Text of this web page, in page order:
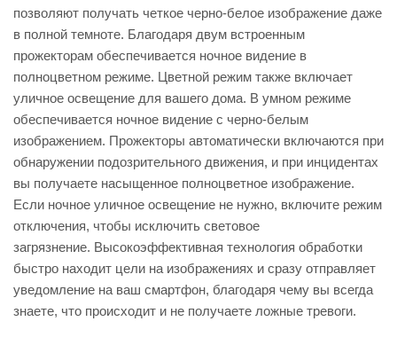
позволяют получать четкое черно-белое изображение даже
в полной темноте. Благодаря двум встроенным
прожекторам обеспечивается ночное видение в
полноцветном режиме. Цветной режим также включает
уличное освещение для вашего дома. В умном режиме
обеспечивается ночное видение с черно-белым
изображением. Прожекторы автоматически включаются при
обнаружении подозрительного движения, и при инцидентах
вы получаете насыщенное полноцветное изображение.
Если ночное уличное освещение не нужно, включите режим
отключения, чтобы исключить световое
загрязнение. Высокоэффективная технология обработки
быстро находит цели на изображениях и сразу отправляет
уведомление на ваш смартфон, благодаря чему вы всегда
знаете, что происходит и не получаете ложные тревоги.